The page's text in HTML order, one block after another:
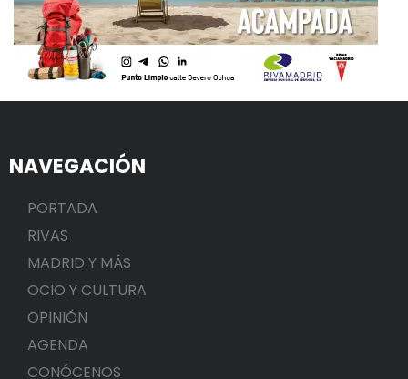
NAVEGACIÓN
PORTADA
RIVAS
MADRID Y MÁS
OCIO Y CULTURA
OPINIÓN
AGENDA
CONÓCENOS